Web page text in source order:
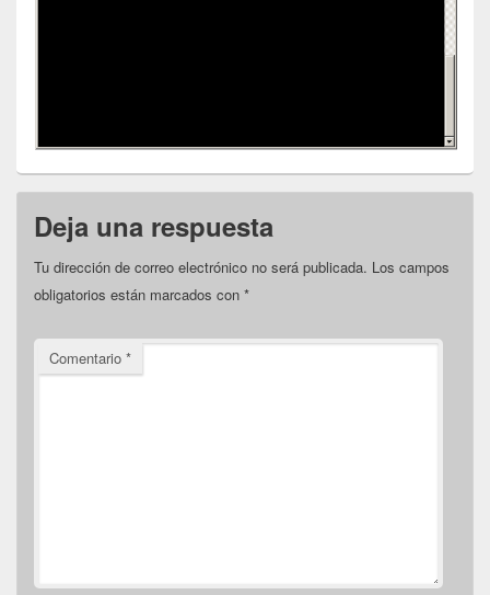
Deja una respuesta
Tu dirección de correo electrónico no será publicada. Los campos
obligatorios están marcados con *
Comentario *